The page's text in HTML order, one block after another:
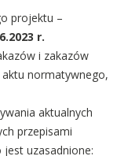
projektu –
r.
i zakazów
normatywnego,
aktualnych
przepisami
uzasadnione: